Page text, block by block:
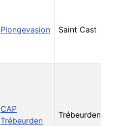
Plongevasion Saint Cast
CAP
Trébeurden
Trébeurden